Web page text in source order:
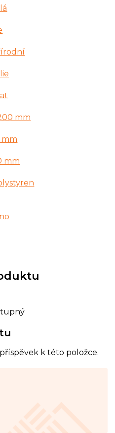
mm
mm
mm
k této položce.